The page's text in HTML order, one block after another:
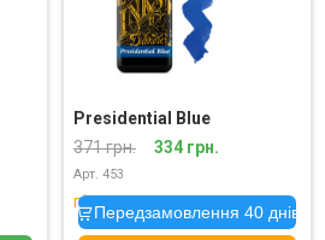
Presidential Blue
371 грн.
334 грн.
Арт. 453
під замовлення
Передзамовлення 40 днів